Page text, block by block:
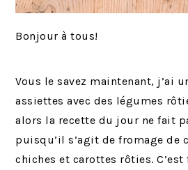
Bonjour à tous!
Vous le savez maintenant, j’ai
assiettes avec des légumes
alors la recette du jour ne fait
puisqu’il s’agit de fromage de
chiches et carottes rôties. C’est